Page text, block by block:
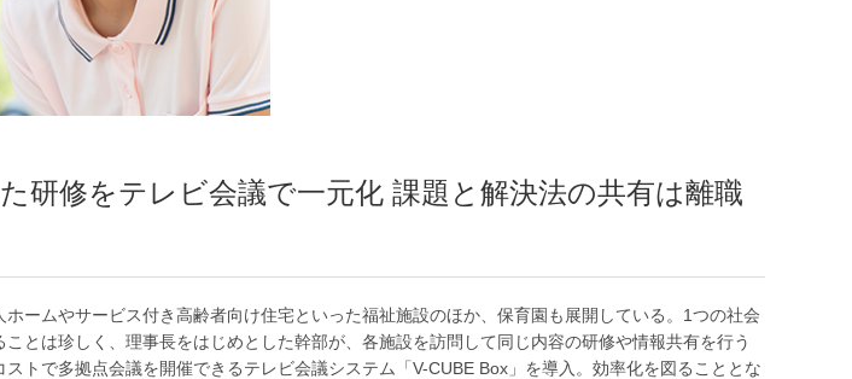
研修をテレビ会議で一元化 課題と解決法の共有は離職
ームやサービス付き高齢者向け住宅といった福祉施設のほか、保育園も展開している。1つの社会
とは珍しく、理事長をはじめとした幹部が、各施設を訪問して同じ内容の研修や情報共有を行う
トで多拠点会議を開催できるテレビ会議システム「V-CUBE Box」を導入。効率化を図ることとな